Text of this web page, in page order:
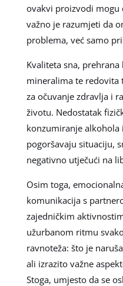
ovakvi proizvodi mogu
važno je razumjeti da
problema, već samo
Kvaliteta sna,
mineralima te redovita
za očuvanje zdravlja i
životu. Nedostatak
konzumiranje
pogoršavaju situaciju,
negativno utječući na
Osim toga,
komunikacija s
zajedničkim
užurbanom ritmu
ravnoteža: što je
ali izrazito važne
Stoga, umjesto da se